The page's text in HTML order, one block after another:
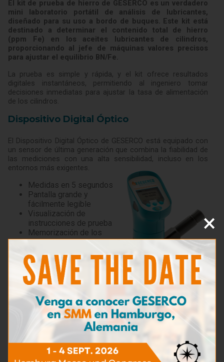
El kit de prueba de hierro de GESERCO es un verdadero
mini laboratorio portátil de análisis de lubricantes,
diseñado para su uso a bordo de buques. Este kit está
destinado a determinar el contenido total de hierro
(ppm Fe) en los aceites lubricantes de cilindros,
proporcionando al jefe de máquinas valores precisos
para ajustar el equilibrio BN/Fe.
La prueba es simple y rápida, y el kit ofrece resultados
digitales instantáneos, permitiendo al ingeniero tomar
decisiones inmediatas para ajustar la tasa de alimentación
de los cilindros.
Dispositivo Digital Óptico
El Dispositivo Digital Óptico de GESERCO está equipado con
un sensor de última generación que combina la fiabilidad de
las mediciones con una alta sensibilidad, incluso en los
entornos más exigentes.
Medidas en 5 segundos
Pantalla grande y
fácilmente legible
Visualización de
instrucciones de prueba
Memorización de los
resultados de hasta 1000
Evaluación inmediata del
resultado
Alarma de exceso de
hierro
Fechado automático de los resultados
Puerto USB para transmisión de resultados
Viene en un maletín de aluminio resistente y liviano.
×